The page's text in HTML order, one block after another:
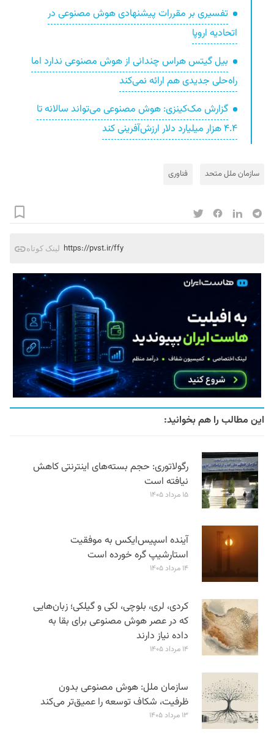
تفسیری بر مقررات پیشنهادی هوش مصنوعی در
اتحادیه اروپا
بیل گیتس هراس چندانی از هوش مصنوعی ندارد اما
راه‌حلی جدیدی هم ارائه نمی‌کند
گزارش مک‌کینزی: هوش مصنوعی می‌تواند سالانه تا
۴.۴ هزار میلیارد دلار ارزش‌آفرینی کند
سازمان ملل متحد فناوری
لینک کوتاه https://pvst.ir/ffy
این مطالب را هم بخوانید:
رگولاتوری: حجم بسته‌های اینترنتی کاهش
نیافته است
۱۵ مرداد ۱۴۰۵
آینده اسپیس‌ایکس به موفقیت
استارشیپ گره خورده است
۱۴ مرداد ۱۴۰۵
کردی، لری، بلوچی، لکی و گیلکی؛ زبان‌هایی
که در عصر هوش مصنوعی برای بقا به
داده نیاز دارند
۱۴ مرداد ۱۴۰۵
سازمان ملل: هوش مصنوعی بدون
ظرفیت، شکاف توسعه را عمیق‌تر می‌کند
۱۳ مرداد ۱۴۰۵